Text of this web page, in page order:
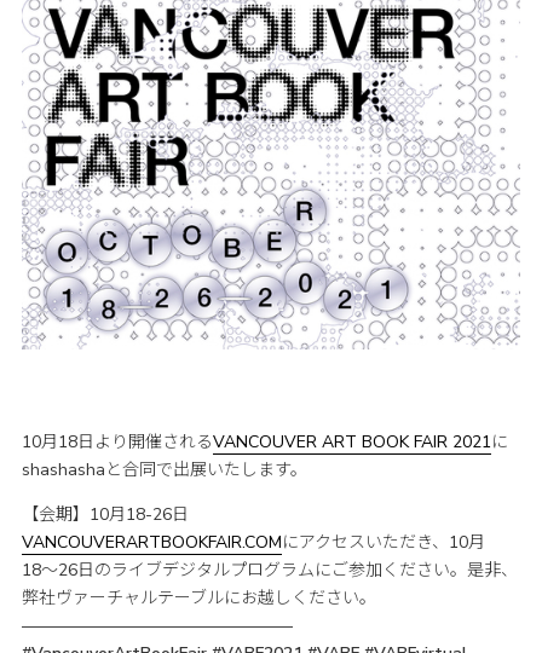
10月18日より開催されるVANCOUVER ART BOOK FAIR 2021に
shashashaと合同で出展いたします。
【会期】10月18-26日
VANCOUVERARTBOOKFAIR.COMにアクセスいただき、10月
18〜26日のライブデジタルプログラムにご参加ください。是非、
弊社ヴァーチャルテーブルにお越しください。
————————————————